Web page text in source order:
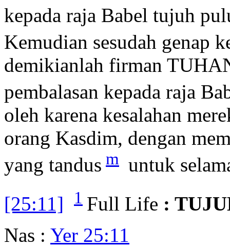
kepada raja Babel tujuh
Kemudian sesudah genap
demikianlah firman
pembalasan kepada raja
oleh karena kesalahan
orang Kasdim, dengan
yang tandus m untuk
[25:11]
1 Full Life :
Nas : Yer 25:11